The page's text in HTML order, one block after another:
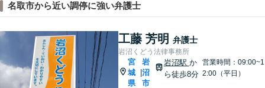
名取市から近い調停に強い弁護士
工藤 芳明 弁護士
岩沼くどう法律事務所
宮
城
県
岩
沼
市
岩沼駅 か
ら徒歩8分
営業時間：09:00~1
2:00（平日）